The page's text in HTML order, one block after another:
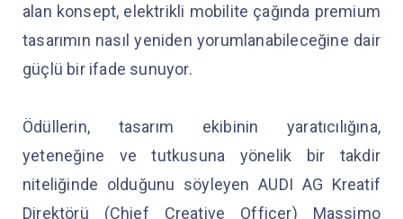
alan konsept, elektrikli mobilite çağında premium
tasarımın nasıl yeniden yorumlanabileceğine dair
güçlü bir ifade sunuyor.
Ödüllerin, tasarım ekibinin yaratıcılığına,
yeteneğine ve tutkusuna yönelik bir takdir
niteliğinde olduğunu söyleyen AUDI AG Kreatif
Direktörü (Chief Creative Officer) Massimo